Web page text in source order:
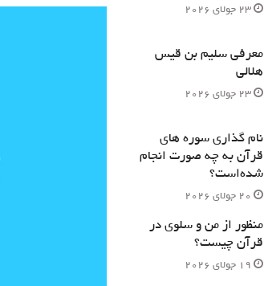
23 جولای 2026
معرفی سلیم بن قیس
هلالی
23 جولای 2026
نام‌ گذاری سوره های
قرآن به چه صورت انجام
شده‌است؟
20 جولای 2026
منظور از من و سلوی در
قرآن چیست؟
19 جولای 2026